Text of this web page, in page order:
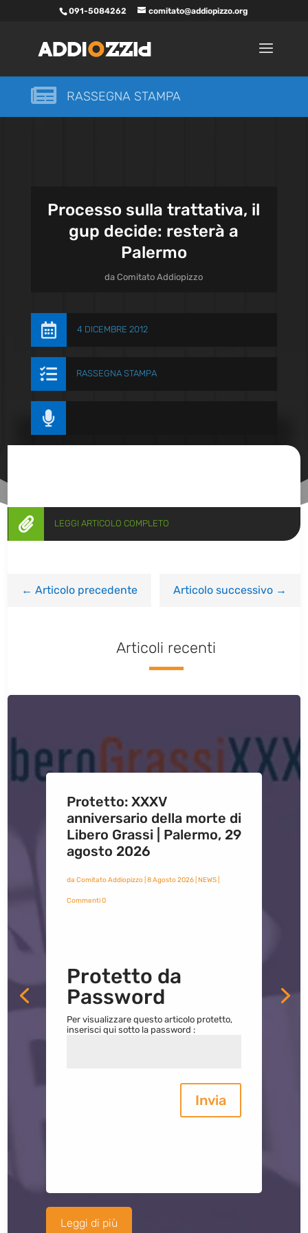
091-5084262 comitato@addiopizzo.org
 RASSEGNA STAMPA
Processo sulla trattativa, il
gup decide: resterà a
Palermo
daComitato Addiopizzo
 4 DICEMBRE 2012
 RASSEGNA STAMPA

 LEGGI ARTICOLO COMPLETO
←Articolo precedente Articolo successivo→
Articoli recenti
Protetto: XXXV
anniversario della morte di
Libero Grassi | Palermo, 29
agosto 2026
da Comitato Addiopizzo| 8 Agosto 2026| NEWS|
Commenti 0
Protetto da
Password
Per visualizzare questo articolo protetto,
inserisci qui sotto la password :
Invia
Leggi di più